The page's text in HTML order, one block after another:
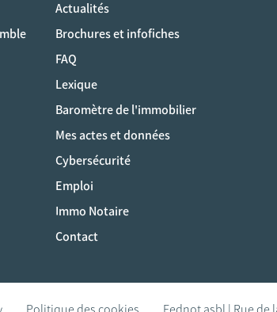
Actualités
Brochures et infofiches
FAQ
Lexique
Baromètre de l'immobilier
Mes actes et données
Cybersécurité
Emploi
Immo Notaire
Contact